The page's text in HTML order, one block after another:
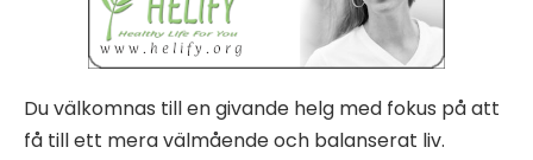
Du välkomnas till en givande helg med fokus på att
få till ett mera välmående och balanserat liv.